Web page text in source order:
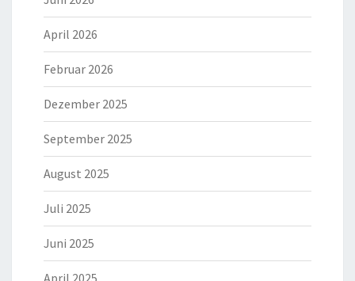
April 2026
Februar 2026
Dezember 2025
September 2025
August 2025
Juli 2025
Juni 2025
April 2025